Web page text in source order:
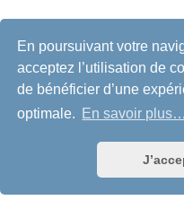
En poursuivant votre
acceptez l’utilisation de
de bénéficier d’une
optimale.
En savoir plus…